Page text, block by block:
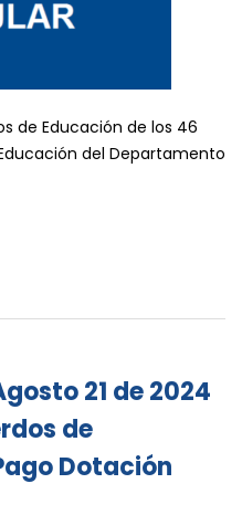
de Educación de los 46
del Departamento
21 de 2024
de
Dotación